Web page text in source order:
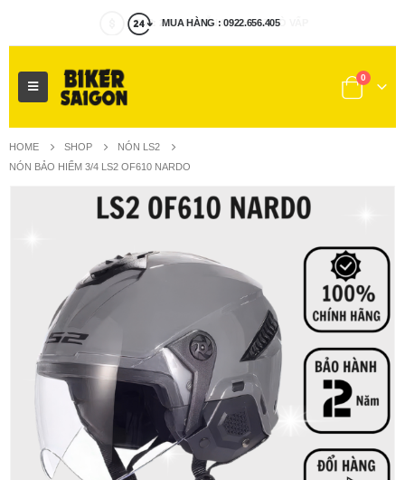
MUA HÀNG : 0922.656.405
0
HOME SHOP
NÓN LS2
NÓN BẢO HIỂM 3/4 LS2 OF610 NARDO